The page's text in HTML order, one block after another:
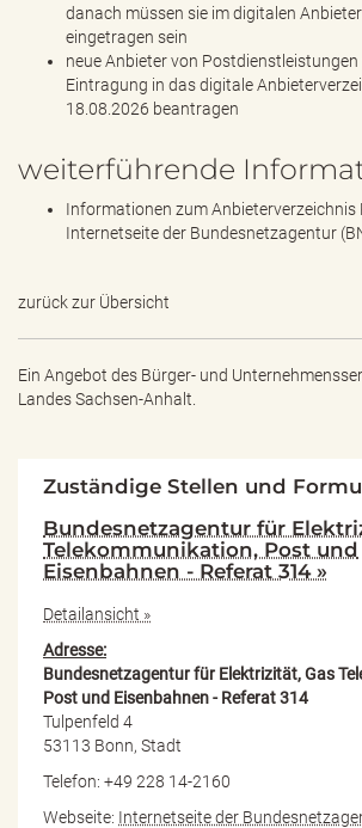
danach müssen sie im digitalen
eingetragen sein
neue Anbieter von Postdienstleistungen
Eintragung in das digitale
18.08.2026 beantragen
weiterführende
Informationen zum Anbieterverzeichnis
Internetseite der Bundesnetzagentur
zurück zur Übersicht
Ein Angebot des Bürger- und
Landes Sachsen-Anhalt.
Zuständige Stellen und
Bundesnetzagentur für
Telekommunikation, Post und
Eisenbahnen - Referat 314 »
Detailansicht »
Adresse:
Bundesnetzagentur für Elektrizität, Gas
Post und Eisenbahnen - Referat 314
Tulpenfeld 4
53113 Bonn, Stadt
Telefon: +49 228 14-2160
Webseite: Internetseite der